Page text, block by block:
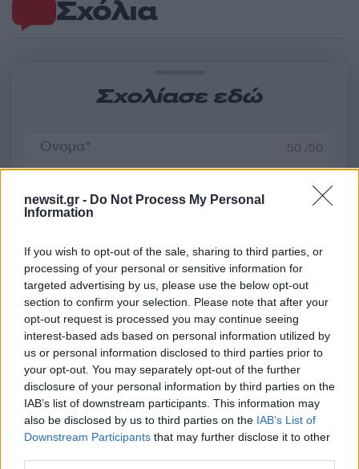
newsit.gr - Do Not Process My Personal
Information
If you wish to opt-out of the sale, sharing to third parties, or
processing of your personal or sensitive information for
targeted advertising by us, please use the below opt-out
section to confirm your selection. Please note that after your
opt-out request is processed you may continue seeing
interest-based ads based on personal information utilized by
us or personal information disclosed to third parties prior to
your opt-out. You may separately opt-out of the further
disclosure of your personal information by third parties on the
IAB’s list of downstream participants. This information may
also be disclosed by us to third parties on the IAB’s List of
Downstream Participants that may further disclose it to other
Σχόλια
Σχολίασε εδώ
50 /50
Υποβολή σχολίου
Όροι Χρήσης. Το site προστατεύεται από reCAPTCHA, ισχύουν
Πολιτική Απορρήτου&Όροι Χρήσης της Google.
Κόσμος
ΟΥΚΡΑΝΙΑ
ΣΥΝΤΡΙΒΗ ΜΑΧΗΤΙΚΟΥ
Share:
Ακολουθήστε το Νewsit.gr στοGoogle Newsκαι